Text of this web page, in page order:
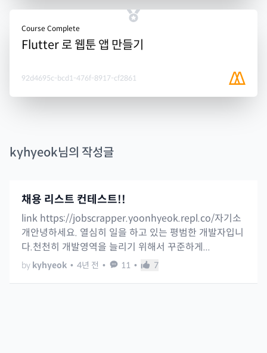
Course Complete
Flutter 로 웹툰 앱 만들기
92d4695c-bcd1-476f-8917-cf2861
kyhyeok님의 작성글
채용 리스트 컨테스트!!
link https://jobscrapper.yoonhyeok.repl.co/자기소
개안녕하세요. 열심히 일을 하고 있는 평범한 개발자입니
다.천천히 개발영역을 늘리기 위해서 꾸준하게...
by kyhyeok • 4년 전 • 11 • 7